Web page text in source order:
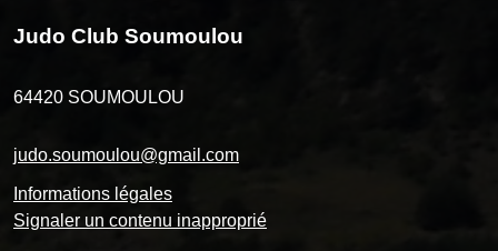
Judo Club Soumoulou
64420 SOUMOULOU
judo.soumoulou@gmail.com
Informations légales
Signaler un contenu inapproprié